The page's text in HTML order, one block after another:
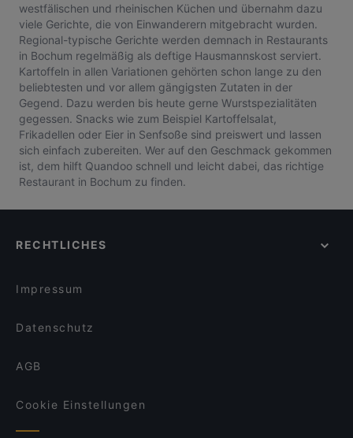
westfälischen und rheinischen Küchen und übernahm dazu
viele Gerichte, die von Einwanderern mitgebracht wurden.
Regional-typische Gerichte werden demnach in Restaurants
in Bochum regelmäßig als deftige Hausmannskost serviert.
Kartoffeln in allen Variationen gehörten schon lange zu den
beliebtesten und vor allem gängigsten Zutaten in der
Gegend. Dazu werden bis heute gerne Wurstspezialitäten
gegessen. Snacks wie zum Beispiel Kartoffelsalat,
Frikadellen oder Eier in Senfsoße sind preiswert und lassen
sich einfach zubereiten. Wer auf den Geschmack gekommen
ist, dem hilft Quandoo schnell und leicht dabei, das richtige
Restaurant in Bochum zu finden.
RECHTLICHES
Impressum
Datenschutz
AGB
Cookie Einstellungen